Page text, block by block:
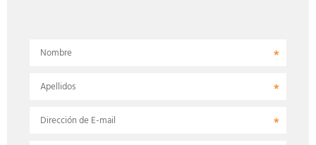
Nombre
Apellidos
Dirección de E-mail